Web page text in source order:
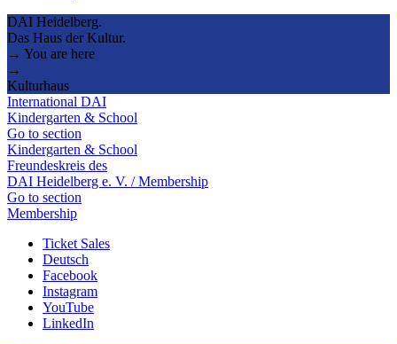
DAI Heidelberg.
Das Haus der Kultur.
→ You are here
→
Kulturhaus
International DAI
Kindergarten & School
Go to section
Kindergarten & School
Freundeskreis des
DAI Heidelberg e. V. / Membership
Go to section
Membership
Ticket Sales
Deutsch
Facebook
Instagram
YouTube
LinkedIn